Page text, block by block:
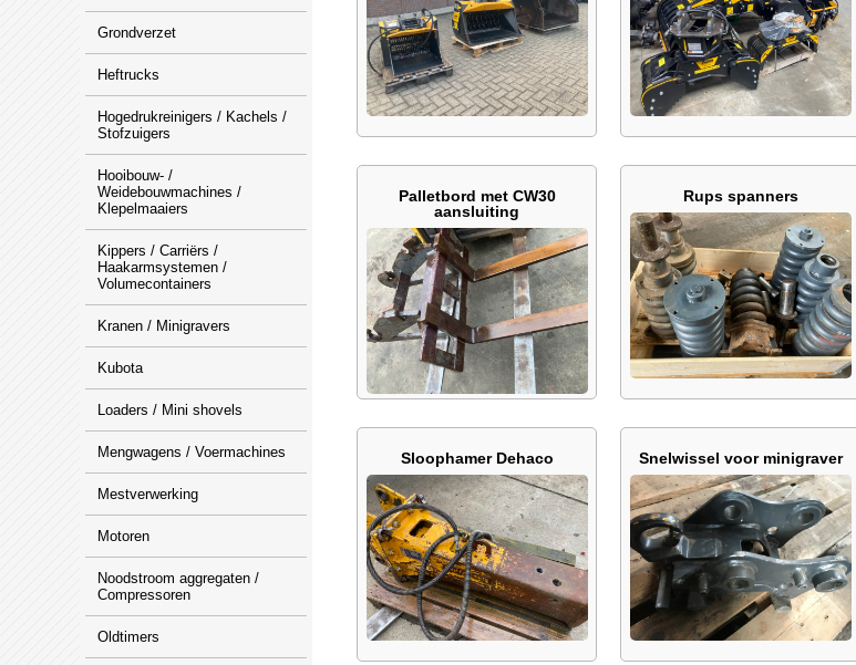
Grondverzet
Heftrucks
Hogedrukreinigers / Kachels /
Stofzuigers
Hooibouw- /
Weidebouwmachines /
Klepelmaaiers
Kippers / Carriërs /
Haakarmsystemen /
Volumecontainers
Kranen / Minigravers
Kubota
Loaders / Mini shovels
Mengwagens / Voermachines
Mestverwerking
Motoren
Noodstroom aggregaten /
Compressoren
Oldtimers
Palletbord met CW30
aansluiting
Rups spanners
Sloophamer Dehaco Snelwissel voor minigraver